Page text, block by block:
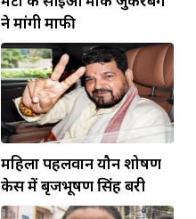
ने मांगी माफी
महिला पहलवान यौन शोषण
केस में बृजभूषण सिंह बरी